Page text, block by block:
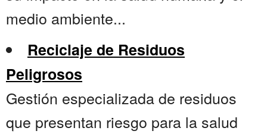
medio ambiente...
Reciclaje de Residuos
Peligrosos
Gestión especializada de residuos
que presentan riesgo para la salud